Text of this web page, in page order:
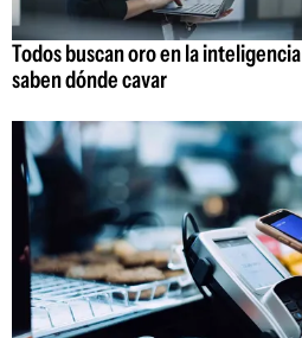
Todos buscan oro en la
saben dónde cavar